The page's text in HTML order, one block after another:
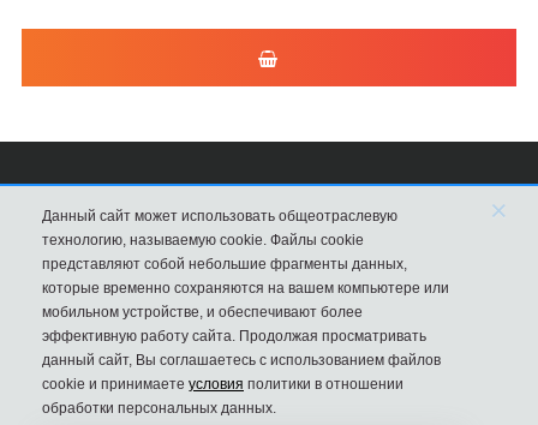
Сумки Louis Vuitton
8 (495) 203-76-44
Магазин в Москве
Данный сайт может использовать общеотраслевую
технологию, называемую cookie. Файлы cookie
представляют собой небольшие фрагменты данных,
которые временно сохраняются на вашем компьютере или
мобильном устройстве, и обеспечивают более
эффективную работу сайта. Продолжая просматривать
данный сайт, Вы соглашаетесь с использованием файлов
cookie и принимаете условия политики в отношении
обработки персональных данных.
×